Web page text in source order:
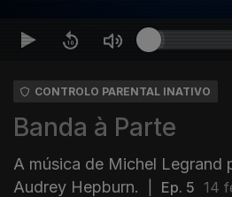
CONTROLO PARENTAL INATIVO
Banda à Parte
A música de Michel Legrand
Audrey Hepburn.
Ep. 5 14